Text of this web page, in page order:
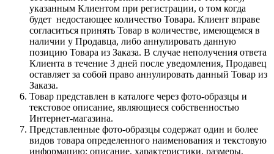
указанным Клиентом при регистрации, о том когда
будет недостающее количество Товара. Клиент вправе
согласиться принять Товар в количестве, имеющемся в
наличии у Продавца, либо аннулировать данную
позицию Товара из Заказа. В случае неполучения ответа
Клиента в течение 3 дней после уведомления, Продавец
оставляет за собой право аннулировать данный Товар из
Заказа.
Товар представлен в каталоге через фото-образцы и
текстовое описание, являющиеся собственностью
Интернет-магазина.
Представленные фото-образцы содержат один и более
видов товара определенного наименования и текстовую
информацию: описание, характеристики, размеры,